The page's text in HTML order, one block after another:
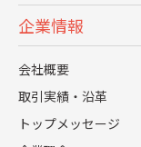
企業情報
会社概要
取引実績・沿革
トップメッセージ
る他社を選ぶ傾向が
面接官・人事
面接官の態度や人
を決定づける重要な